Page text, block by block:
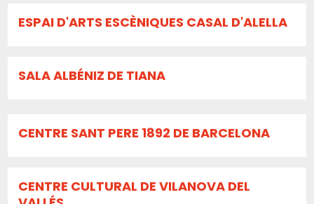
ESPAI D'ARTS ESCÈNIQUES CASAL D'ALELLA
SALA ALBÉNIZ DE TIANA
CENTRE SANT PERE 1892 DE BARCELONA
CENTRE CULTURAL DE VILANOVA DEL